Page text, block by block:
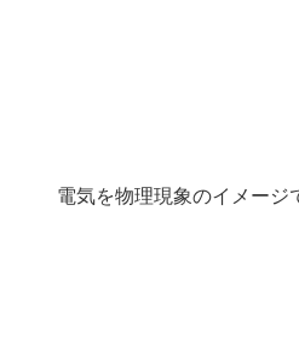
電気を物理現象のイメージ